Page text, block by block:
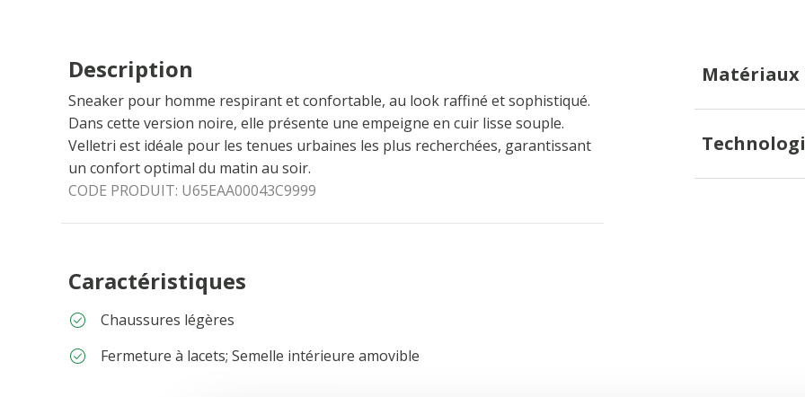
Description
Sneaker pour homme respirant et confortable, au look raffiné et sophistiqué.
Dans cette version noire, elle présente une empeigne en cuir lisse souple.
Velletri est idéale pour les tenues urbaines les plus recherchées, garantissant
un confort optimal du matin au soir.
CODE PRODUIT: U65EAA00043C9999
Caractéristiques
Chaussures légères
Fermeture à lacets; Semelle intérieure amovible
Matériaux